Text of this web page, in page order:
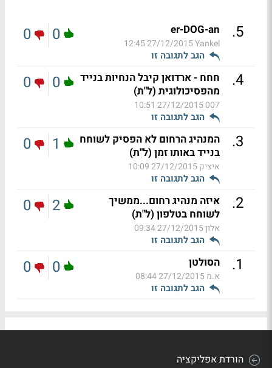
5
.
er-DOG-an
Yankel
27/12/2015 12:45
הגב לתגובה זו
0
0
4
.
חחח - ארדואן קיבל הנחיות בנייד
מהפסיכולוגית (ל"ת)
007
27/12/2015 10:51
הגב לתגובה זו
0
0
3
.
המנהיג הרחום לא הפסיק לשוחח
בנייד באותו זמן (ל"ת)
איציק27/12/2015 10:09
הגב לתגובה זו
1
0
2
.
איזה מנהיג רחום...ממשיך
לשוחח בטלפון (ל"ת)
אלון27/12/2015 09:34
הגב לתגובה זו
2
0
1
. הסולטן
א.מ27/12/2015 08:44
הגב לתגובה זו
0
0
הורדת אפליקציה